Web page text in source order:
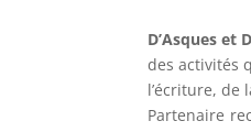
D’Asques et
des activités
l’écriture, de
Partenaire